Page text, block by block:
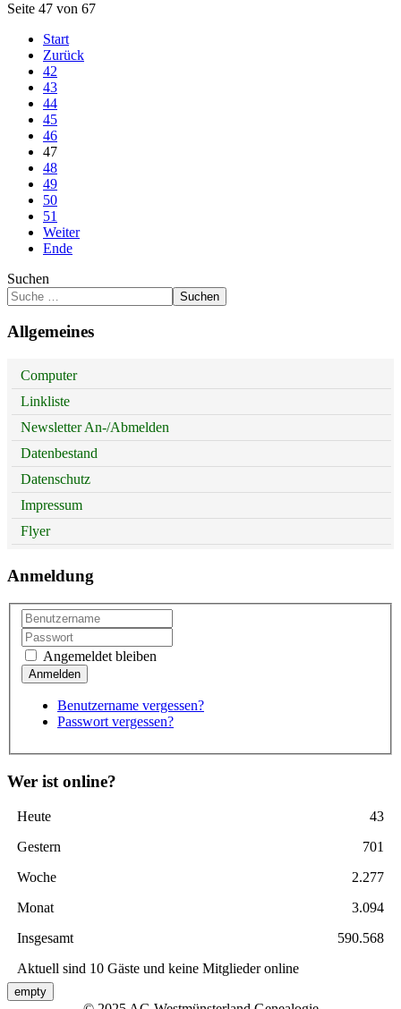
Seite 47 von 67
Start
Zurück
42
43
44
45
46
47
48
49
50
51
Weiter
Ende
Suchen
Suchen
Allgemeines
Computer
Linkliste
Newsletter An-/Abmelden
Datenbestand
Datenschutz
Impressum
Flyer
Anmeldung
Angemeldet bleiben
Benutzername vergessen?
Passwort vergessen?
Wer ist online?
Heute
43
Gestern
701
Woche
2.277
Monat
3.094
Insgesamt
590.568
Aktuell sind 10 Gäste und keine Mitglieder online
empty